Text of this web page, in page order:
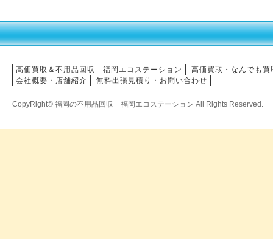
高価買取＆不用品回収　福岡エコステーション
高価買取・なんでも買
会社概要・店舗紹介
無料出張見積り・お問い合わせ
CopyRight© 福岡の不用品回収 福岡エコステーション All Rights Reserved.